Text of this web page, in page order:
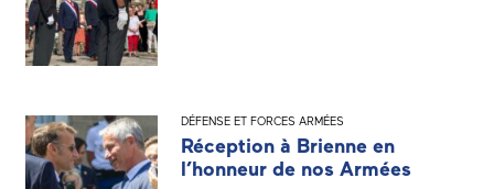
DÉFENSE ET FORCES ARMÉES
Réception à Brienne en
l’honneur de nos Armées